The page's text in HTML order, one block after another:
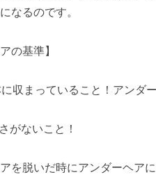
なるのです。
の基準】
収まっていること！アンダ
がないこと！
を脱いだ時にアンダーヘア